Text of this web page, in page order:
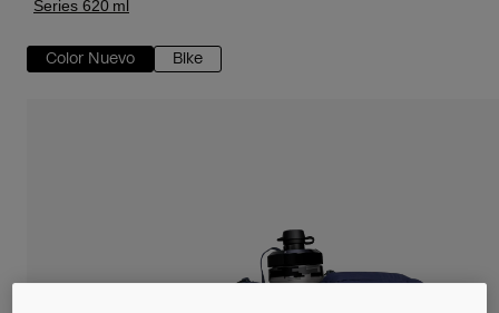
Chalecos Hidratación
Riñoneras
Senderismo
Adiós a los desechables
Series 620 ml
Color Nuevo Bike